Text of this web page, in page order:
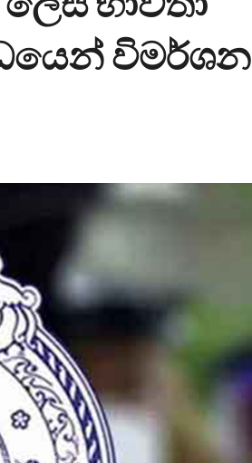
විමර්ශන